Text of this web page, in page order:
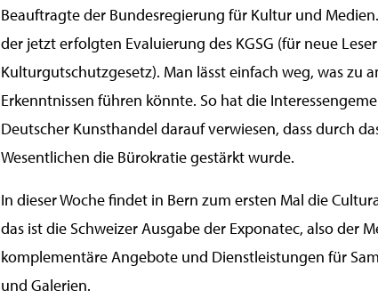
Beauftragte der Bundesregierung für Kultur und
der jetzt erfolgten Evaluierung des KGSG (für neue
Kulturgutschutzgesetz). Man lässt einfach weg, was zu
Erkenntnissen führen könnte. So hat die
Deutscher Kunsthandel darauf verwiesen, dass durch
Wesentlichen die Bürokratie gestärkt wurde.
In dieser Woche findet in Bern zum ersten Mal die
das ist die Schweizer Ausgabe der Exponatec, also der
komplementäre Angebote und Dienstleistungen für
und Galerien.